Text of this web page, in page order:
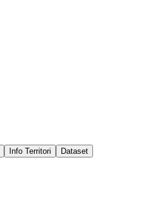
Info Territori Dataset